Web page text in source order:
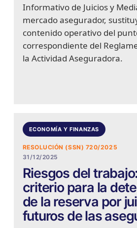
Informativo de Juicios y
mercado asegurador,
contenido operativo del
correspondiente del
la Actividad Aseguradora.
ECONOMÍA Y FINANZAS
RESOLUCIÓN (SSN) 720/2025
31/12/2025
Riesgos del
criterio para la
de la reserva por
futuros de las